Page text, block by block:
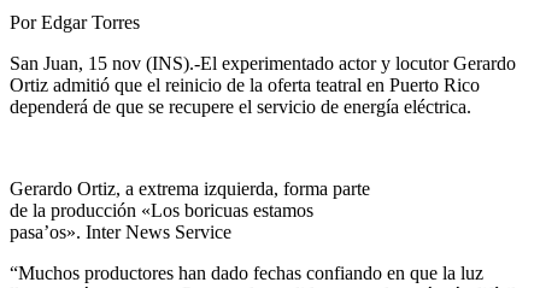
Por Edgar Torres
San Juan, 15 nov (INS).-El experimentado actor y locutor Gerardo
Ortiz admitió que el reinicio de la oferta teatral en Puerto Rico
dependerá de que se recupere el servicio de energía eléctrica.
Gerardo Ortiz, a extrema izquierda, forma parte
de la producción «Los boricuas estamos
pasa’os». Inter News Service
“Muchos productores han dado fechas confiando en que la luz